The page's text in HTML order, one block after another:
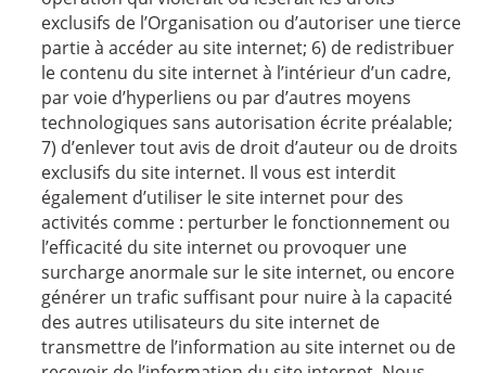
exclusifs de l’Organisation ou d’autoriser une tierce
partie à accéder au site internet; 6) de redistribuer
le contenu du site internet à l’intérieur d’un cadre,
par voie d’hyperliens ou par d’autres moyens
technologiques sans autorisation écrite préalable;
7) d’enlever tout avis de droit d’auteur ou de droits
exclusifs du site internet. Il vous est interdit
également d’utiliser le site internet pour des
activités comme : perturber le fonctionnement ou
l’efficacité du site internet ou provoquer une
surcharge anormale sur le site internet, ou encore
générer un trafic suffisant pour nuire à la capacité
des autres utilisateurs du site internet de
transmettre de l’information au site internet ou de